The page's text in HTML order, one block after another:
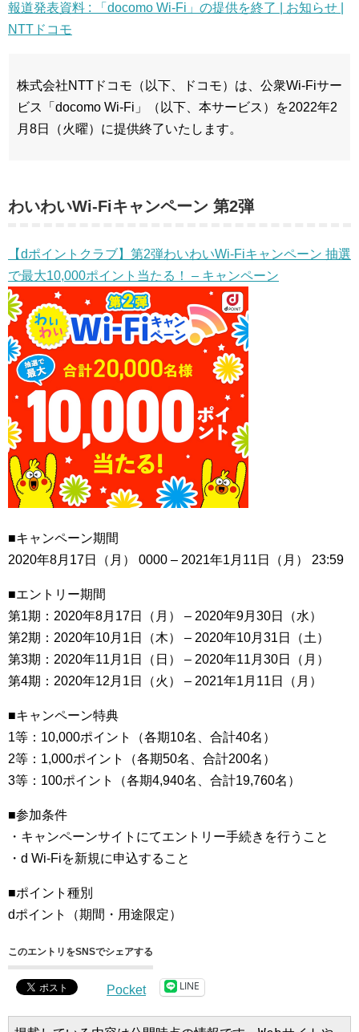
報道発表資料 : 「docomo Wi-Fi」の提供を終了 | お知らせ |
NTTドコモ
株式会社NTTドコモ（以下、ドコモ）は、公衆Wi-Fiサー
ビス「docomo Wi-Fi」（以下、本サービス）を2022年2
月8日（火曜）に提供終了いたします。
わいわいWi-Fiキャンペーン 第2弾
【dポイントクラブ】第2弾わいわいWi-Fiキャンペーン 抽選
で最大10,000ポイント当たる！ – キャンペーン
■キャンペーン期間
2020年8月17日（月） 0000 – 2021年1月11日（月） 23:59
■エントリー期間
第1期：2020年8月17日（月） – 2020年9月30日（水）
第2期：2020年10月1日（木） – 2020年10月31日（土）
第3期：2020年11月1日（日） – 2020年11月30日（月）
第4期：2020年12月1日（火） – 2021年1月11日（月）
■キャンペーン特典
1等：10,000ポイント（各期10名、合計40名）
2等：1,000ポイント（各期50名、合計200名）
3等：100ポイント（各期4,940名、合計19,760名）
■参加条件
・キャンペーンサイトにてエントリー手続きを行うこと
・d Wi-Fiを新規に申込すること
■ポイント種別
dポイント（期間・用途限定）
このエントリをSNSでシェアする
Pocket LINE